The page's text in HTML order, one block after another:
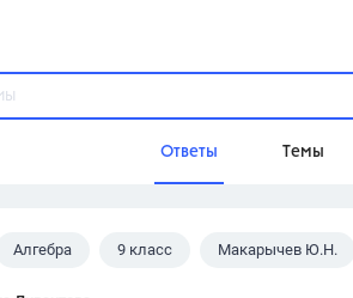
Ответы Темы
Алгебра 9 класс Макарычев Ю.Н.